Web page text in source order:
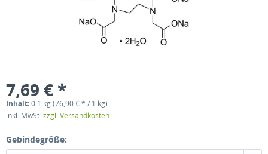
7,69 € *
Inhalt:0.1 kg (76,90 € * / 1 kg)
inkl. MwSt.zzgl. Versandkosten
Gebindegröße: